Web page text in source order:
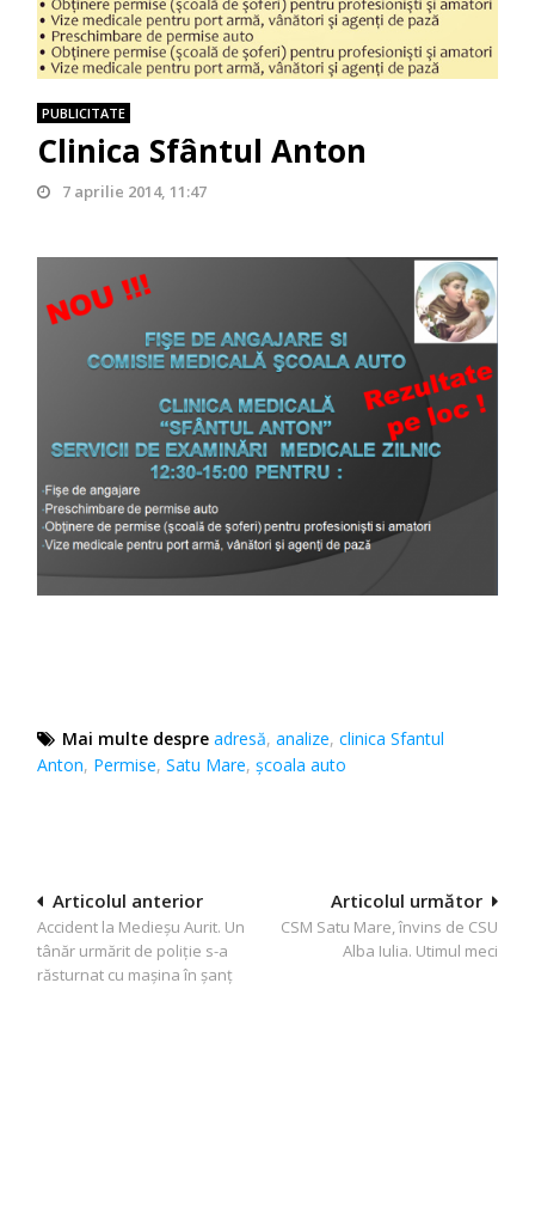
PUBLICITATE
Clinica Sfântul Anton
7 aprilie 2014, 11:47
Mai multe despre adresă,analize,clinica Sfantul
Anton, Permise,Satu Mare,şcoala auto
Navigare
în
articole
Articolul următor
CSM Satu Mare, învins de CSU
Alba Iulia. Utimul meci
Articolul anterior
Accident la Medieşu Aurit. Un
tânăr urmărit de poliţie s-a
răsturnat cu maşina în şanţ